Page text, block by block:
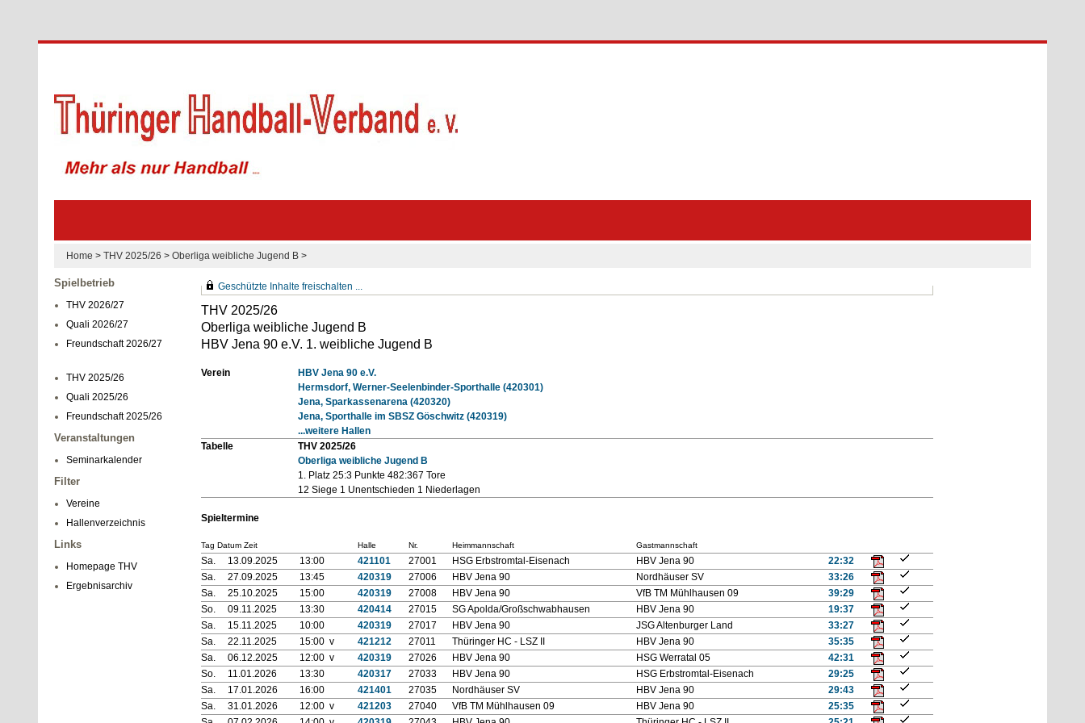
Home >THV 2025/26 >Oberliga weibliche Jugend B >
Spielbetrieb
THV 2026/27
Quali 2026/27
Freundschaft 2026/27
THV 2025/26
Quali 2025/26
Freundschaft 2025/26
Veranstaltungen
Seminarkalender
Filter
Vereine
Hallenverzeichnis
Links
Homepage THV
Ergebnisarchiv
Geschützte Inhalte freischalten ...
THV 2025/26
Oberliga weibliche Jugend B
HBV Jena 90 e.V. 1. weibliche Jugend B
Verein
HBV Jena 90 e.V.
Hermsdorf, Werner-Seelenbinder-Sporthalle (420301)
Jena, Sparkassenarena (420320)
Jena, Sporthalle im SBSZ Göschwitz (420319)
...weitere Hallen
Tabelle
THV 2025/26
Oberliga weibliche Jugend B
1. Platz 25:3 Punkte 482:367 Tore
12 Siege 1 Unentschieden 1 Niederlagen
Spieltermine
Tag Datum Zeit Halle Nr. Heimmannschaft Gastmannschaft
Sa. 13.09.2025 13:00 421101 27001 HSG Erbstromtal-Eisenach HBV Jena 90
22:32
Sa.
27.09.2025 13:45 420319 27006 HBV Jena 90 Nordhäuser SV
33:26
Sa.
25.10.2025 15:00 420319 27008 HBV Jena 90 VfB TM Mühlhausen 09
39:29
So.
09.11.2025 13:30 420414 27015 SG Apolda/Großschwabhausen HBV Jena 90
19:37
Sa.
15.11.2025 10:00 420319 27017 HBV Jena 90 JSG Altenburger Land
33:27
Sa.
22.11.2025 15:00 v 421212 27011 Thüringer HC - LSZ II HBV Jena 90
35:35
Sa.
06.12.2025 12:00 v 420319 27026 HBV Jena 90 HSG Werratal 05
42:31
So.
11.01.2026 13:30 420317 27033 HBV Jena 90 HSG Erbstromtal-Eisenach
29:25
Sa.
17.01.2026 16:00 421401 27035 Nordhäuser SV HBV Jena 90
29:43
Sa.
31.01.2026 12:00 v 421203 27040 VfB TM Mühlhausen 09 HBV Jena 90
25:35